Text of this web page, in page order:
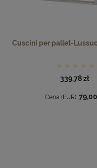
Cuscini per pallet-
339,78 zł
Cena (EUR):